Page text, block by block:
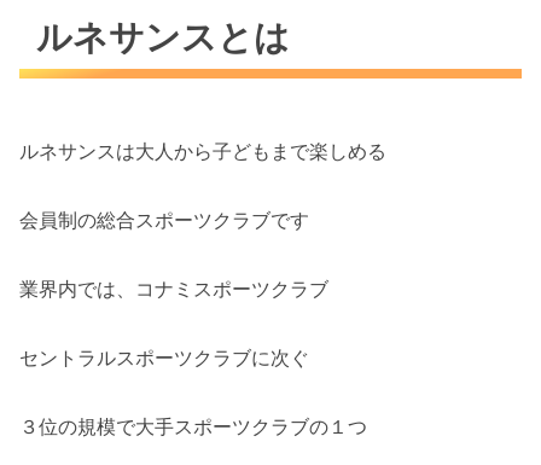
ルネサンスとは
ルネサンスは大人から子どもまで楽しめる
会員制の総合スポーツクラブです
業界内では、コナミスポーツクラブ
セントラルスポーツクラブに次ぐ
３位の規模で大手スポーツクラブの１つ